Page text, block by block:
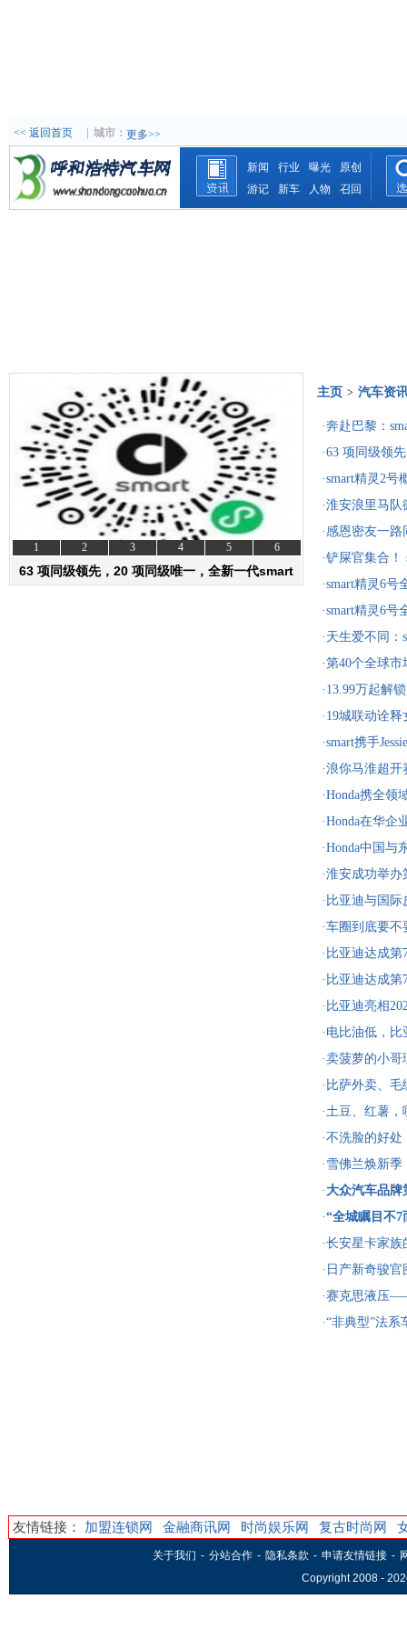
<< 返回首页 城市： 更多>>
新闻 行业 曝光
原创
游记
新车 人物 召回
63 项同级领先，20 项同级唯一，全新一代smart
1 2 3 4 5 6
主页 > 汽车资
·奔赴巴黎：
秀在即
·63 项同级领
即将焕新上市
·smart精灵2
正式揭晓
·淮安浪里马
·感恩密友一
一口价14.29万
·铲屎官集合
前滩太古里
·smart精灵6
杆
·smart精灵6
杆
·天生爱不同
瞻 精灵6号将
·第40个全球
入哥斯达黎加
·13.99万起解
重礼遇，助你
·19城联动诠
·smart携手
·浪你马淮超
·Honda携全
博览会
·Honda在华企
续十八载 践行
·Honda中国与
用车社会示范
·淮安成功举
投资1486.4亿元
·比亚迪与国
战略合作，共
·车圈到底要
·比亚迪达成
即将上市！
·比亚迪达成
即将上市！
·比亚迪亮相
·电比油低，
耀出击
·卖菠萝的小
·比萨外卖、
客”
·土豆、红薯
·不洗脸的好
·雪佛兰焕新
· 大众汽车品牌
汽车
·“全城瞩目不
·长安星卡家
·日产新奇骏
了？
·赛克思液压
·“非典型”法
友情链接： 加盟连锁网 金融商讯网 时尚娱乐网 复古时尚网
关于我们 - 分站合作 - 隐私条款 - 申请友情链接 -
Copyright 2008 -